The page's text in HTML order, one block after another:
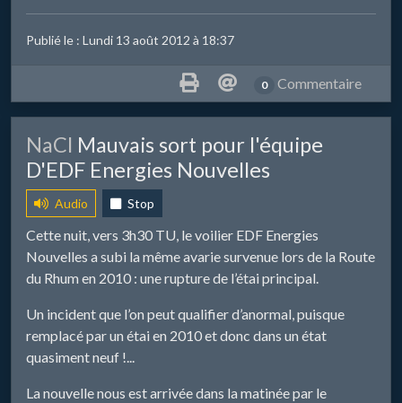
Publié le : Lundi 13 août 2012 à 18:37
0 Commentaire
​NaCl Mauvais sort pour l'équipe
D'EDF Energies Nouvelles
Audio Stop
Cette nuit, vers 3h30 TU, le voilier EDF Energies
Nouvelles a subi la même avarie survenue lors de la Route
du Rhum en 2010 : une rupture de l’étai principal.
Un incident que l’on peut qualifier d’anormal, puisque
remplacé par un étai en 2010 et donc dans un état
quasiment neuf !...
La nouvelle nous est arrivée dans la matinée par le